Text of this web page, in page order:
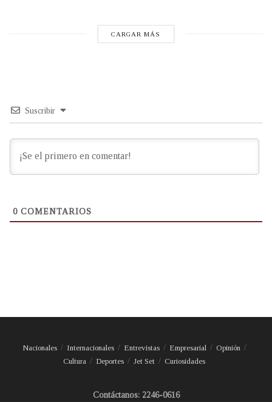
CARGAR MÁS
Suscribir
0 COMENTARIOS
Nacionales Internacionales Entrevistas Empresarial
Opinión
Cultura
Deportes Jet Set Curiosidades
Contáctanos: 2246-0616